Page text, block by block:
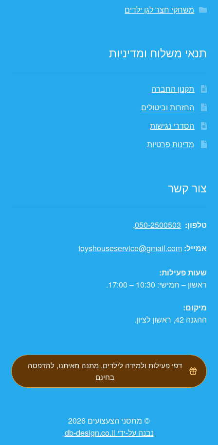
משחקי חצר לגן ילדים
תנאי משלוח ומדיניות
תקנון החברה
החזרות וביטולים
הסדרי נגישות
מדינות פרטיות
צור קשר
טלפון: 050-2500503
.
אמייל: toyshouseservice@gmail.com
שעות פעילות:
ראשון – חמישי: 10:30 – 17:00.
מיקום:
ההגנה 42, ראשון לציון.
דפי פעילות ולמידה לילדים, מתנה מאיתנו, להדפסה
בחינם
© מחסני הצעצועים 2026
נבנה על-ידי db-design.co.il